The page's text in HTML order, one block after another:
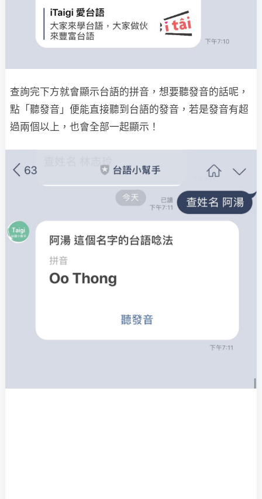
查詢完下方就會顯示台語的拼音，想要聽發音的話呢，
點「聽發音」便能直接聽到台語的發音，若是發音有超
過兩個以上，也會全部一起顯示！